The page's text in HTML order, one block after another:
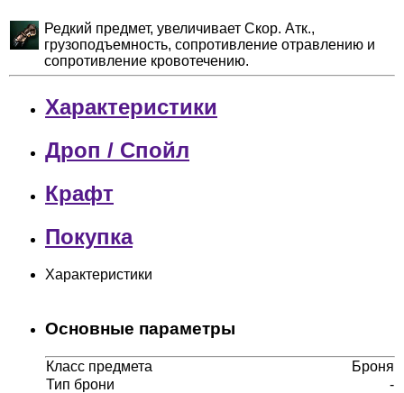
Редкий предмет, увеличивает Скор. Атк.,
грузоподъемность, сопротивление отравлению и
сопротивление кровотечению.
Характеристики
Дроп / Спойл
Крафт
Покупка
Характеристики
Основные параметры
Класс предмета
Броня
Тип брони
-